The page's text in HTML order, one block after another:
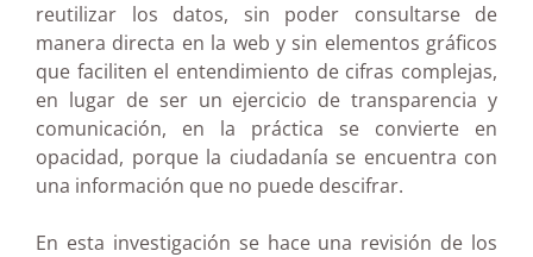
reutilizar los datos, sin poder consultarse de
manera directa en la web y sin elementos gráficos
que faciliten el entendimiento de cifras complejas,
en lugar de ser un ejercicio de transparencia y
comunicación, en la práctica se convierte en
opacidad, porque la ciudadanía se encuentra con
una información que no puede descifrar.
En esta investigación se hace una revisión de los